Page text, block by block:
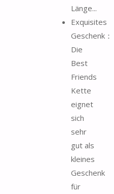
Länge...
Exquisites
Geschenk：
Die
Best
Friends
Kette
eignet
sich
sehr
gut als
kleines
Geschenk
für